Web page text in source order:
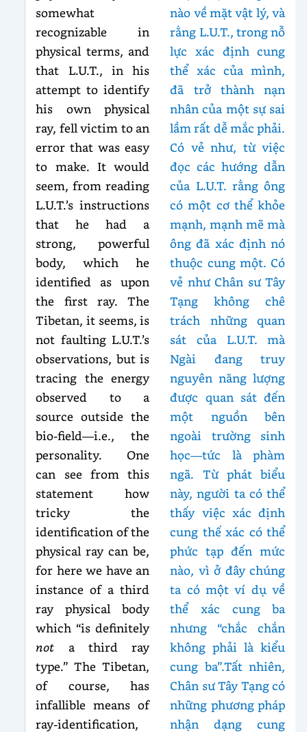
somewhat
recognizable in
physical terms, and
that L.U.T., in his
attempt to identify
his own physical
ray, fell victim to an
error that was easy
to make. It would
seem, from reading
L.U.T.’s instructions
that he had a
strong, powerful
body, which he
identified as upon
the first ray. The
Tibetan, it seems, is
not faulting L.U.T.’s
observations, but is
tracing the energy
observed to a
source outside the
bio-field—i.e., the
personality. One
can see from this
statement how
tricky the
identification of the
physical ray can be,
for here we have an
instance of a third
ray physical body
which “is definitely
not a third ray
type.” The Tibetan,
of course, has
infallible means of
ray-identification,
nào về mặt vật lý, và
rằng L.U.T., trong nỗ
lực xác định cung
thể xác của mình,
đã trở thành nạn
nhân của một sự sai
lầm rất dễ mắc phải.
Có vẻ như, từ việc
đọc các hướng dẫn
của L.U.T. rằng ông
có một cơ thể khỏe
mạnh, mạnh mẽ mà
ông đã xác định nó
thuộc cung một. Có
vẻ như Chân sư Tây
Tạng không chê
trách những quan
sát của L.U.T. mà
Ngài đang truy
nguyên năng lượng
được quan sát đến
một nguồn bên
ngoài trường sinh
học—tức là phàm
ngã. Từ phát biểu
này, người ta có thể
thấy việc xác định
cung thế xác có thể
phức tạp đến mức
nào, vì ở đây chúng
ta có một ví dụ về
thể xác cung ba
nhưng “chắc chắn
không phải là kiểu
cung ba”.Tất nhiên,
Chân sư Tây Tạng có
những phương pháp
nhận dạng cung